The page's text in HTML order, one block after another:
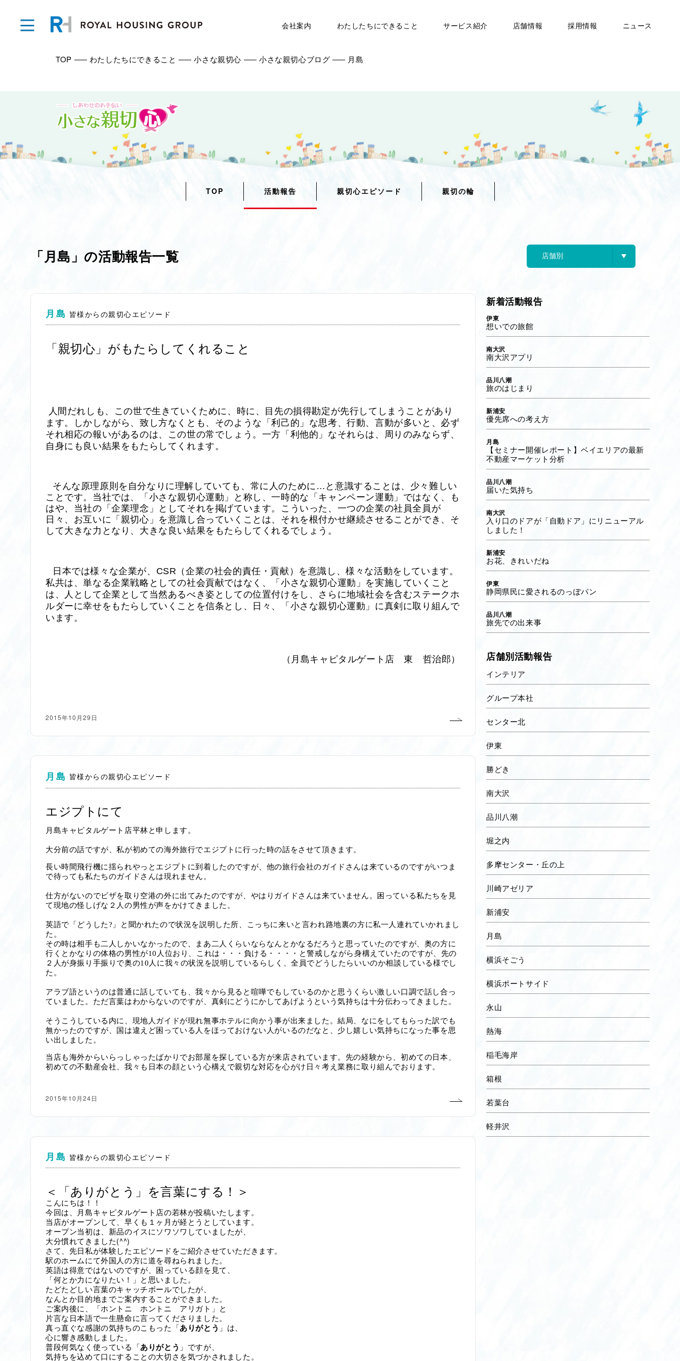
会社案内 わたしたちにできること サービス紹介 店舗情報 採用情報 ニュース
TOP わたしたちにできること 小さな親切心 小さな親切心ブログ 月島
TOP 活動報告 親切心エピソード 親切の輪
「月島」の活動報告一覧
月島 皆様からの親切心エピソード
「親切心」がもたらしてくれること
人間だれしも、この世で生きていくために、時に、目先の損得勘定が先行してしまうことがあり
ます。しかしながら、致し方なくとも、そのような「利己的」な思考、行動、言動が多いと、必ず
それ相応の報いがあるのは、この世の常でしょう。一方「利他的」なそれらは、周りのみならず、
自身にも良い結果をもたらしてくれます。
そんな原理原則を自分なりに理解していても、常に人のために…と意識することは、少々難しい
ことです。当社では、「小さな親切心運動」と称し、一時的な「キャンペーン運動」ではなく、も
はや、当社の「企業理念」としてそれを掲げています。こういった、一つの企業の社員全員が
日々、お互いに「親切心」を意識し合っていくことは、それを根付かせ継続させることができ、そ
して大きな力となり、大きな良い結果をもたらしてくれるでしょう。
日本では様々な企業が、 CSR （企業の社会的責任・貢献）を意識し、様々な活動をしています。
私共は、単なる企業戦略としての社会貢献ではなく、「小さな親切心運動」を実施していくこと
は、人として企業として当然あるべき姿としての位置付けをし、さらに地域社会を含むステークホ
ルダーに幸せをもたらしていくことを信条とし、日々、「小さな親切心運動」に真剣に取り組んで
います。
（月島キャピタルゲート店 東 哲治郎）
2015年10月29日
月島 皆様からの親切心エピソード
エジプトにて
月島キャピタルゲート店平林と申します。
大分前の話ですが、私が初めての海外旅行でエジプトに行った時の話をさせて頂きます。
長い時間飛行機に揺られやっとエジプトに到着したのですが、他の旅行会社のガイドさんは来ているのですがいつま
で待っても私たちのガイドさんは現れません。
仕方がないのでビザを取り空港の外に出てみたのですが、やはりガイドさんは来ていません。困っている私たちを見
て現地の怪しげな２人の男性が声をかけてきました。
英語で「どうした?」
と聞かれたので状況を説明した所、こっちに来いと言われ路地裏の方に私一人連れていかれまし
た。
その時は相手も二人しかいなかったので、まあ二人くらいならなんとかなるだろうと思っていたのですが、奥の方に
行くとかなりの体格の男性が10 人位おり、これは・・・ 負ける・・・・と警戒しながら身構えていたのですが、先の
２人が身振り手振りで奥の10 人に我々の状況を説明しているらしく、全員でどうしたらいいのか相談している様でし
た。
アラブ語というのは普通に話していても、我々から見ると喧嘩でもしているのかと思うくらい激しい口調で話し合っ
ていました。ただ言葉はわからないのですが、真剣にどうにかしてあげようという気持ちは十分伝わってきました。
そうこうしている内に、現地人ガイドが現れ無事ホテルに向かう事が出来ました。結局、なにをしてもらった訳でも
無かったのですが、国は違えど困っている人をほっておけない人がいるのだなと、少し嬉しい気持ちになった事を思
い出しました。
当店も海外からいらっしゃったばかりでお部屋を探している方が来店されています。先の経験から、初めての日本、
初めての不動産会社、我々も日本の顔という心構えで親切な対応を心がけ日々考え業務に取り組んでおります。
2015年10月24日
月島 皆様からの親切心エピソード
＜「ありがとう」を言葉にする！＞
こんにちは！！
今回は、月島キャピタルゲート店の若林が投稿いたします。
当店がオープンして、早くも１ヶ月が経とうとしています。
オープン当初は、新品のイスにソワソワしていましたが、
大分慣れてきました(^^)
さて、先日私が体験したエピソードをご紹介させていただきます。
駅のホームにて外国人の方に道を尋ねられました。
英語は得意ではないのですが、困っている顔を見て、
「何とか力になりたい！」と思いました。
たどたどしい言葉のキャッチボールでしたが、
なんとか目的地までご案内することができました。
ご案内後に、「ホントニ ホントニ アリガト」と
片言な日本語で一生懸命に言ってくださりました。
真っ直ぐな感謝の気持ちのこもった「ありがとう 」は、
心に響き感動しました。
普段何気なく使っている「ありがとう 」ですが、
気持ちを込めて口にすることの大切さを気づかされました。
新着活動報告
伊東
想いでの旅館
南大沢
南大沢アプリ
品川八潮
旅のはじまり
新浦安
優先席への考え方
月島
【セミナー開催レポート】ベイエリアの最新
不動産マーケット分析
品川八潮
届いた気持ち
南大沢
入り口のドアが「自動ドア」にリニューアル
しました！
新浦安
お花、きれいだね
伊東
静岡県民に愛されるのっぽパン
品川八潮
旅先での出来事
店舗別活動報告
インテリア
グループ本社
センター北
伊東
勝どき
南大沢
品川八潮
堀之内
多摩センター・丘の上
川崎アゼリア
新浦安
月島
横浜そごう
横浜ポートサイド
永山
熱海
稲毛海岸
箱根
若葉台
軽井沢